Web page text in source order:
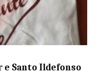
e Santo Ildefonso